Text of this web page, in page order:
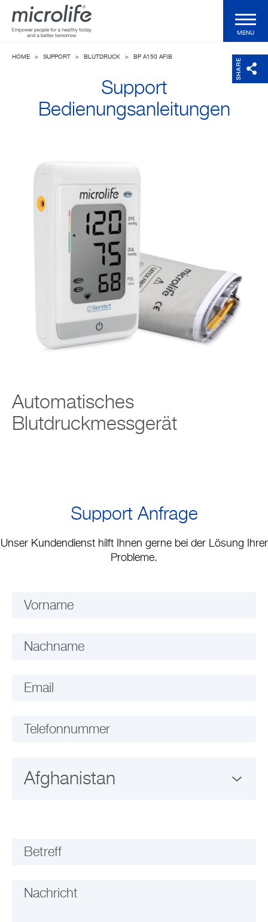
WatchBP Produkte
Technologien
MENU
SHARE
HOME > SUPPORT > BLUTDRUCK > BP A150 AFIB
Support
Bedienungsanleitungen
Automatisches
Blutdruckmessgerät
Support Anfrage
Unser Kundendienst hilft Ihnen gerne bei der Lösung Ihrer
Probleme.
Vorname
Nachname
Email
Telefonnummer
Betreff
Nachricht